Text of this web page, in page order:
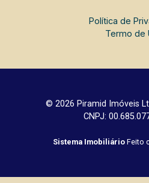
Política de
Termo de
© 2026 Piramid Imóveis
CNPJ:
Sistema Imobiliário Feito